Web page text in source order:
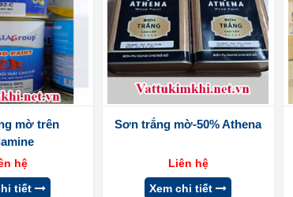
mờ trên
hệ
tiết
Sơn trắng mờ-50% Athena
Liên hệ
Xem chi tiết